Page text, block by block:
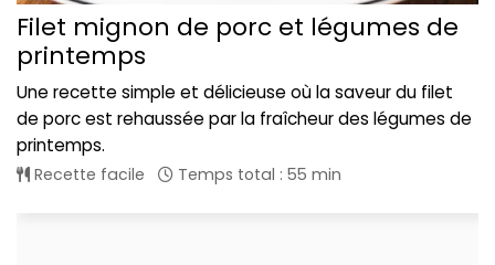
Filet mignon de porc et légumes de
printemps
Une recette simple et délicieuse où la saveur du filet
de porc est rehaussée par la fraîcheur des légumes de
printemps.
Recette facile Temps total : 55 min